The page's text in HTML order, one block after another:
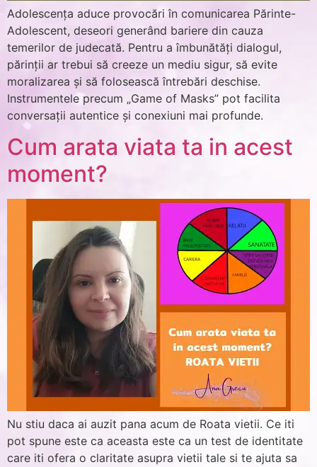
Adolescența aduce provocări în comunicarea Părinte-
Adolescent, deseori generând bariere din cauza
temerilor de judecată. Pentru a îmbunătăți dialogul,
părinții ar trebui să creeze un mediu sigur, să evite
moralizarea și să folosească întrebări deschise.
Instrumentele precum „Game of Masks” pot facilita
conversații autentice și conexiuni mai profunde.
Cum arata viata ta in acest
moment?
Nu stiu daca ai auzit pana acum de Roata vietii. Ce iti
pot spune este ca aceasta este ca un test de identitate
care iti ofera o claritate asupra vietii tale si te ajuta sa